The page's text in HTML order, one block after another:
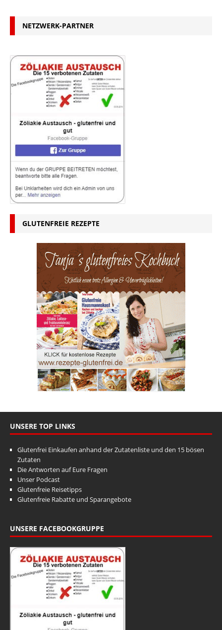
NETZWERK-PARTNER
GLUTENFREIE REZEPTE
UNSERE TOP LINKS
Glutenfrei Einkaufen anhand der Zutatenliste und den 15 bösen
Zutaten
Die Antworten auf Eure Fragen
Unser Podcast
Glutenfreie Reisetipps
Glutenfreie Rabatte und Sparangebote
UNSERE FACEBOOKGRUPPE